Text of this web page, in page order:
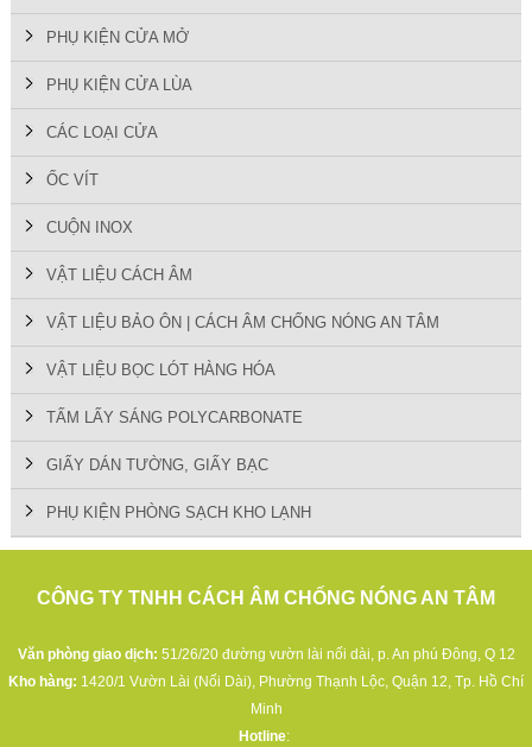
PHỤ KIỆN CỬA MỞ
PHỤ KIỆN CỬA LÙA
CÁC LOẠI CỬA
ỐC VÍT
CUỘN INOX
VẬT LIỆU CÁCH ÂM
VẬT LIỆU BẢO ÔN | CÁCH ÂM CHỐNG NÓNG AN TÂM
VẬT LIỆU BỌC LÓT HÀNG HÓA
TẤM LẤY SÁNG POLYCARBONATE
GIẤY DÁN TƯỜNG, GIẤY BẠC
PHỤ KIỆN PHÒNG SẠCH KHO LẠNH
CÔNG TY TNHH CÁCH ÂM CHỐNG NÓNG AN TÂM
Văn phòng giao dịch: 51/26/20 đường vườn lài nối dài, p. An phú Đông, Q 12
Kho hàng: 1420/1 Vườn Lài (Nối Dài), Phường Thạnh Lộc, Quận 12, Tp. Hồ Chí
Minh
Hotline: